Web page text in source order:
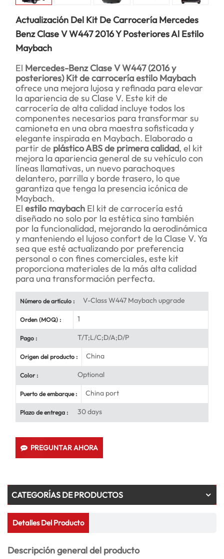
Actualización Del Kit De Carrocería Mercedes
Benz Clase V W447 2016 Y Posteriores Al Estilo
Maybach
El Mercedes-Benz Clase V W447 (2016 y
posteriores) Kit de carrocería estilo Maybach
ofrece una mejora lujosa y refinada para elevar
la apariencia de su Clase V. Este kit de
carrocería de alta calidad incluye todos los
componentes necesarios para transformar su
camioneta en una obra maestra sofisticada y
elegante inspirada en Maybach. Elaborado a
partir de plástico ABS de primera calidad, el kit
mejora la apariencia general de su vehículo con
líneas llamativas, un nuevo parachoques
delantero, parrilla y borde trasero, lo que
garantiza que tenga la presencia icónica de
Maybach.
El estilo maybach El kit de carrocería está
diseñado no solo por la estética sino también
por la funcionalidad, mejorando la aerodinámica
y manteniendo el lujoso confort de la Clase V. Ya
sea que esté actualizando por preferencia
personal o con fines comerciales, este kit
proporciona materiales de la más alta calidad
para una transformación perfecta.
Número de artículo : V-Class W447 Maybach upgrade
Orden (MOQ) : 1
Pago : T/T;L/C;D/A;D/P
Origen del producto : China
Color : Optional
Puerto de embarque : China port
Plazo de entrega : 30 days
PREGUNTAR AHORA
CATEGORÍAS DE PRODUCTOS
Detalles Del Producto
Descripción general del producto